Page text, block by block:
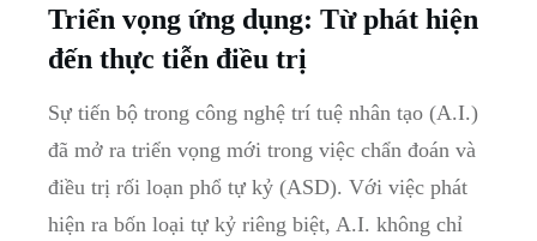
Triển vọng ứng dụng: Từ phát hiện
đến thực tiễn điều trị
Sự tiến bộ trong công ‌nghệ trí tuệ nhân ‍tạo (A.I.) ​
đã mở ra triển vọng mới trong việc chẩn đoán và​
điều trị ​rối ‍loạn ⁤phổ tự kỷ (ASD). Với việc phát
hiện ra bốn loại tự kỷ riêng biệt,‍ A.I. không⁢ chỉ